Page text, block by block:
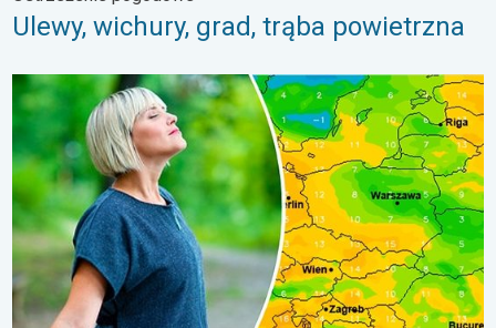
Ulewy, wichury, grad, trąba powietrzna
Dlaczego powietrze jest dziś takie przyjemne?. Efekt punktu